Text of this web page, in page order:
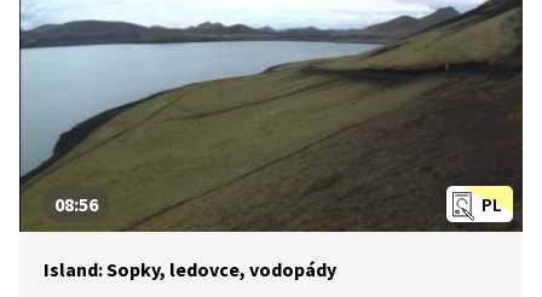
vulkanoložka z Americké geologické služby
a popularizátorka vědy. Vzorky sbírá
i na nejodlehlejších místech světa.
PL
08:56
Island: Sopky, ledovce, vodopády